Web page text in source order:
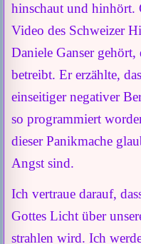
hinschaut und hinhört.
Video des Schweizer
Daniele Ganser
betreibt. Er erzählte,
einseitiger negativer
so programmiert
dieser Panikmache
Angst sind.
Ich vertraue darauf,
Gottes Licht über
strahlen wird. Ich